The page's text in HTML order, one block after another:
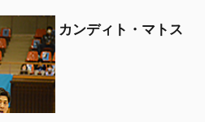
カンディト・マトス